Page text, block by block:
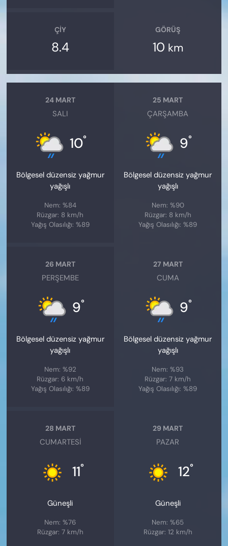
ÇIY
8.4
GÖRÜŞ
10 km
24 MART
SALI
10°
Bölgesel düzensiz yağmur
yağışlı
Nem: %84
Rüzgar: 8 km/h
Yağış Olasılığı: %89
25 MART
ÇARŞAMBA
9°
Bölgesel düzensiz yağmur
yağışlı
Nem: %90
Rüzgar: 8 km/h
Yağış Olasılığı: %89
26 MART
PERŞEMBE
9°
Bölgesel düzensiz yağmur
yağışlı
Nem: %92
Rüzgar: 6 km/h
Yağış Olasılığı: %89
27 MART
CUMA
9°
Bölgesel düzensiz yağmur
yağışlı
Nem: %93
Rüzgar: 7 km/h
Yağış Olasılığı: %89
28 MART
CUMARTESI
11°
Güneşli
Nem: %76
Rüzgar: 7 km/h
29 MART
PAZAR
12°
Güneşli
Nem: %65
Rüzgar: 12 km/h